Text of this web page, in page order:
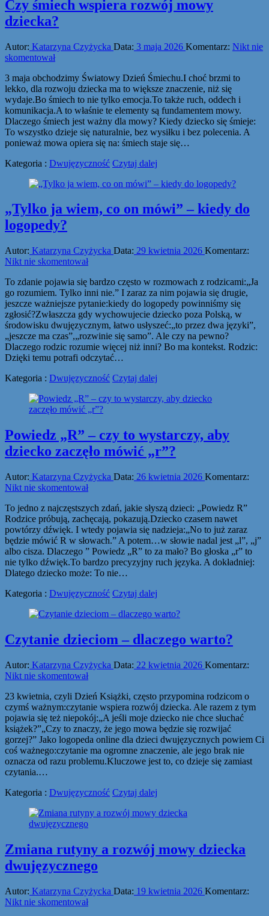
Czy śmiech wspiera rozwój mowy
dziecka?
Autor: Katarzyna Czyżycka Data: 3 maja 2026 Komentarz: Nikt nie
skomentował
3 maja obchodzimy Światowy Dzień Śmiechu.I choć brzmi to
lekko, dla rozwoju dziecka ma to większe znaczenie, niż się
wydaje.Bo śmiech to nie tylko emocja.To także ruch, oddech i
komunikacja.A to właśnie te elementy są fundamentem mowy.
Dlaczego śmiech jest ważny dla mowy? Kiedy dziecko się śmieje:
To wszystko dzieje się naturalnie, bez wysiłku i bez polecenia. A
ponieważ mowa opiera się na: śmiech staje się…
Kategoria : Dwujęzyczność Czytaj dalej
„Tylko ja wiem, co on mówi” – kiedy do
logopedy?
Autor: Katarzyna Czyżycka Data: 29 kwietnia 2026 Komentarz:
Nikt nie skomentował
To zdanie pojawia się bardzo często w rozmowach z rodzicami:„Ja
go rozumiem. Tylko inni nie.” I zaraz za nim pojawia się drugie,
jeszcze ważniejsze pytanie:kiedy do logopedy powinniśmy się
zgłosić?Zwłaszcza gdy wychowujecie dziecko poza Polską, w
środowisku dwujęzycznym, łatwo usłyszeć:„to przez dwa języki”,
„jeszcze ma czas”,„rozwinie się samo”. Ale czy na pewno?
Dlaczego rodzic rozumie więcej niż inni? Bo ma kontekst. Rodzic:
Dzięki temu potrafi odczytać…
Kategoria : Dwujęzyczność Czytaj dalej
Powiedz „R” – czy to wystarczy, aby
dziecko zaczęło mówić „r”?
Autor: Katarzyna Czyżycka Data: 26 kwietnia 2026 Komentarz:
Nikt nie skomentował
To jedno z najczęstszych zdań, jakie słyszą dzieci: „Powiedz R”
Rodzice próbują, zachęcają, pokazują.Dziecko czasem nawet
powtórzy dźwięk. I wtedy pojawia się nadzieja:„No to już zaraz
będzie mówić R w słowach.” A potem…w słowie nadal jest „l”, „j”
albo cisza. Dlaczego ” Powiedz „R” to za mało? Bo głoska „r” to
nie tylko dźwięk.To bardzo precyzyjny ruch języka. A dokładniej:
Dlatego dziecko może: To nie…
Kategoria : Dwujęzyczność Czytaj dalej
Czytanie dzieciom – dlaczego warto?
Autor: Katarzyna Czyżycka Data: 22 kwietnia 2026 Komentarz:
Nikt nie skomentował
23 kwietnia, czyli Dzień Książki, często przypomina rodzicom o
czymś ważnym:czytanie wspiera rozwój dziecka. Ale razem z tym
pojawia się też niepokój:„A jeśli moje dziecko nie chce słuchać
książek?”„Czy to znaczy, że jego mowa będzie się rozwijać
gorzej?” Jako logopeda online dla dzieci dwujęzycznych powiem Ci
coś ważnego:czytanie ma ogromne znaczenie, ale jego brak nie
oznacza od razu problemu.Kluczowe jest to, co dzieje się zamiast
czytania.…
Kategoria : Dwujęzyczność Czytaj dalej
Zmiana rutyny a rozwój mowy dziecka
dwujęzycznego
Autor: Katarzyna Czyżycka Data: 19 kwietnia 2026 Komentarz:
Nikt nie skomentował